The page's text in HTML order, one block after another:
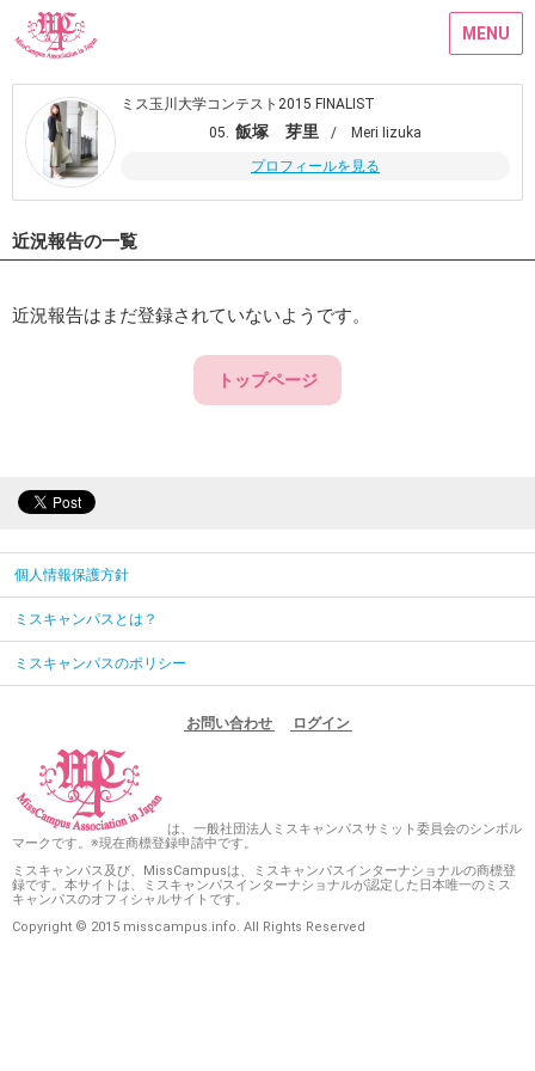
MENU
ミス玉川大学コンテスト2015 FINALIST
05. 飯塚 芽里
/ Meri Iizuka
プロフィールを見る
近況報告の一覧
近況報告はまだ登録されていないようです。
トップページ
個人情報保護方針
ミスキャンパスとは？
ミスキャンパスのポリシー
お問い合わせ ログイン
は、一般社団法人ミスキャンパスサミット委員会のシンボル
マークです。※現在商標登録申請中です。
ミスキャンパス及び、MissCampusは、ミスキャンパスインターナショナルの商標登
録です。本サイトは、ミスキャンパスインターナショナルが認定した日本唯一のミス
キャンパスのオフィシャルサイトです。
Copyright © 2015 misscampus.info. All Rights Reserved